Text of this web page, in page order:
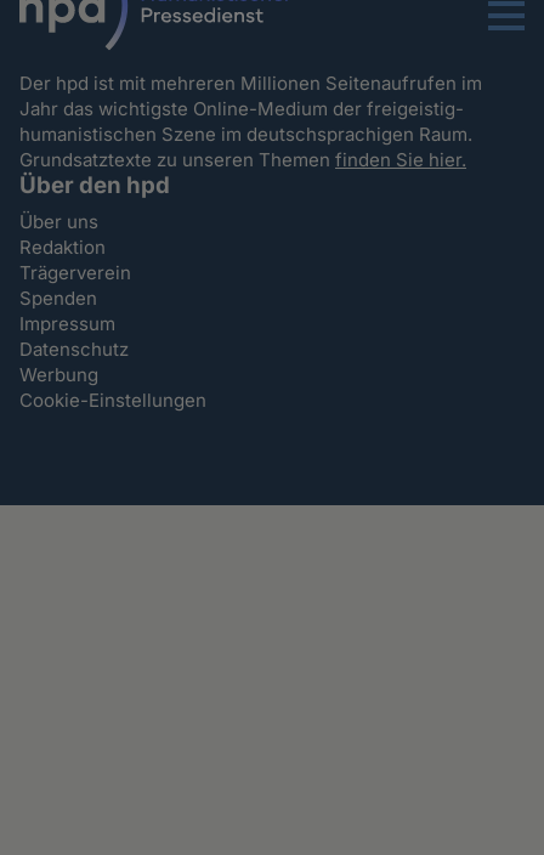
Menu
Der hpd ist mit mehreren Millionen Seitenaufrufen im
Jahr das wichtigste Online-Medium der freigeistig-
humanistischen Szene im deutschsprachigen Raum.
Grundsatztexte zu unseren Themenfinden Sie hier.
Über den hpd
Über uns
Redaktion
Trägerverein
Spenden
Impressum
Datenschutz
Werbung
Cookie-Einstellungen